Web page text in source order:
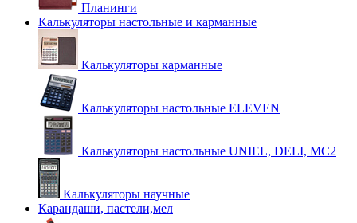
Планинги
Калькуляторы настольные и карманные
Калькуляторы карманные
Калькуляторы настольные ELEVEN
Калькуляторы настольные UNIEL, DELI, MC2
Калькуляторы научные
Карандаши, пастели,мел